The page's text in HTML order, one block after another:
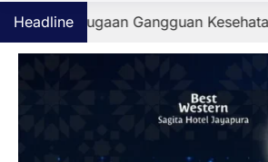
HeadlineGangguan Kesehatan